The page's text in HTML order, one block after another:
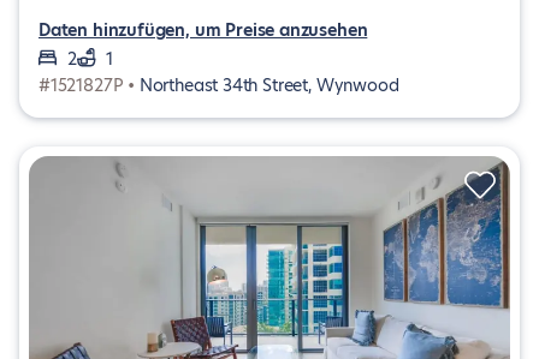
Daten hinzufügen, um Preise anzusehen
2
1
#1521827P • Northeast 34th Street, Wynwood